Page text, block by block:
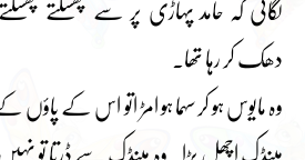
لگائی کہ حامد پہاڑی پر سے پھسلتے
دھک کر رہا تھا۔
وہ مایوس ہو کر سہما ہو امڑ اتو اس کے
مینڈک اچھل پڑا۔ وہ مینڈک سے ڈرتا تو